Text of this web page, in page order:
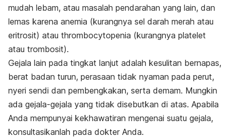
mudah lebam, atau masalah pendarahan yang lain, dan
lemas karena anemia (kurangnya sel darah merah atau
eritrosit) atau thrombocytopenia (kurangnya platelet
atau trombosit).
Gejala lain pada tingkat lanjut adalah kesulitan bernapas,
berat badan turun, perasaan tidak nyaman pada perut,
nyeri sendi dan pembengkakan, serta demam. Mungkin
ada gejala-gejala yang tidak disebutkan di atas. Apabila
Anda mempunyai kekhawatiran mengenai suatu gejala,
konsultasikanlah pada dokter Anda.